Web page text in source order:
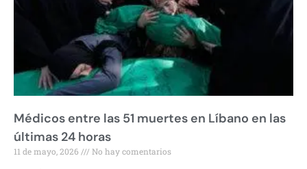
Médicos entre las 51 muertes en Líbano en las
últimas 24 horas
11 de mayo, 2026 No hay comentarios